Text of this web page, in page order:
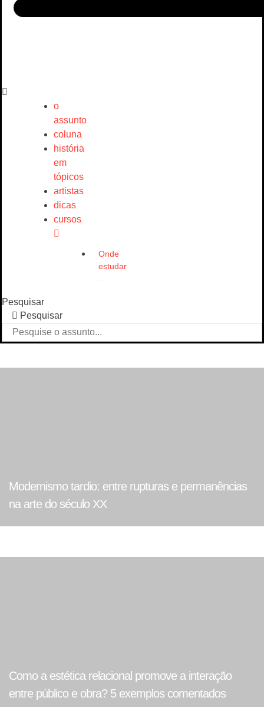
o
assunto
coluna
história
em
tópicos
artistas
dicas
cursos
Onde
estudar
Pesquisar
Pesquisar
Modernismo tardio: entre rupturas e permanências
na arte do século XX
Como a estética relacional promove a interação
entre público e obra? 5 exemplos comentados